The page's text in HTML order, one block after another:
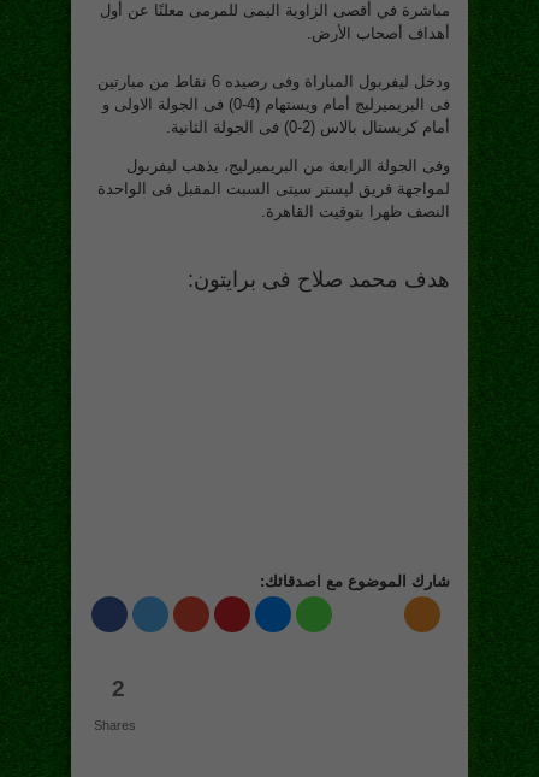
مباشرة في أقصى الزاوية اليمى للمرمى معلنًا عن أول
أهداف أصحاب الأرض.
ودخل ليفربول المباراة وفى رصيده 6 نقاط من مبارتين
فى البريميرليج أمام ويستهام (4-0) فى الجولة الاولى و
أمام كريستال بالاس (2-0) فى الجولة الثانية.
وفى الجولة الرابعة من البريميرليج، يذهب ليفربول
لمواجهة فريق ليستر سيتى السبت المقبل فى الواحدة
النصف ظهرا بتوقيت القاهرة.
هدف محمد صلاح فى برايتون:
شارك الموضوع مع اصدقائك:
2
Shares